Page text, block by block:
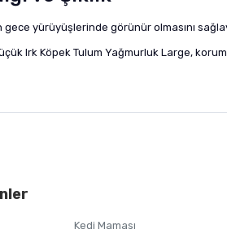
yürüyüşlerinde görünür olmasını
Irk Köpek Tulum Yağmurluk Large,
eksik bilgiler bulunuyor.
Kedi Maması